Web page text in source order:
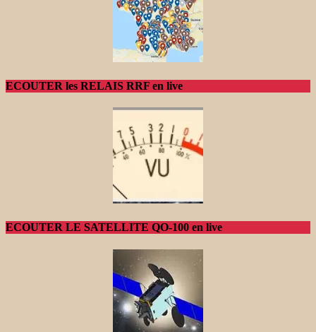
ECOUTER les RELAIS RRF en live
ECOUTER LE SATELLITE QO-100 en live